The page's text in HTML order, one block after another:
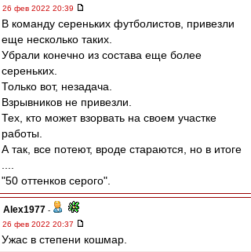
26 фев 2022 20:39
В команду сереньких футболистов, привезли
еще несколько таких.
Убрали конечно из состава еще более
сереньких.
Только вот, незадача.
Взрывников не привезли.
Тех, кто может взорвать на своем участке
работы.
А так, все потеют, вроде стараются, но в итоге
"50 оттенков серого".
Alex1977 -
26 фев 2022 20:37
Ужас в степени кошмар.